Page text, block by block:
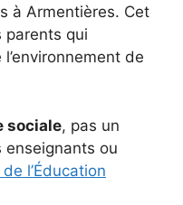
à Armentières. Cet
parents qui
de
sociale, pas un
enseignants ou
l’Éducation